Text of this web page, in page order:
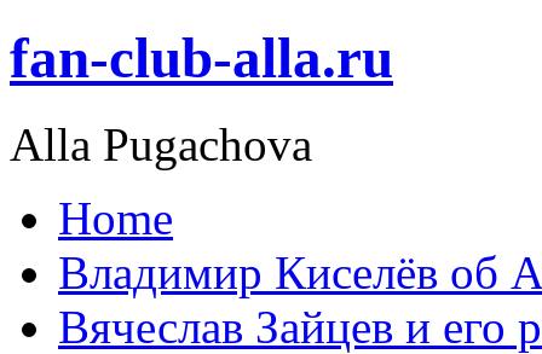
fan-club-alla.ru
Alla Pugachova
Home
Владимир Киселёв об
Вячеслав Зайцев и его